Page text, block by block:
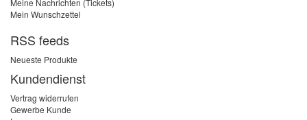
Meine Nachrichten (Tickets)
Mein Wunschzettel
RSS feeds
Neueste Produkte
Kundendienst
Vertrag widerrufen
Gewerbe Kunde